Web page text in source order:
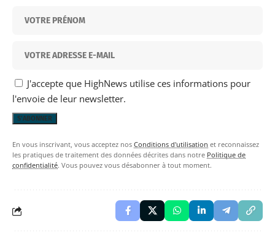
J'accepte que HighNews utilise ces informations pour
l'envoie de leur newsletter.
En vous inscrivant, vous acceptez nos Conditions d'utilisation et reconnaissez
les pratiques de traitement des données décrites dans notre Politique de
confidentialité. Vous pouvez vous désabonner à tout moment.